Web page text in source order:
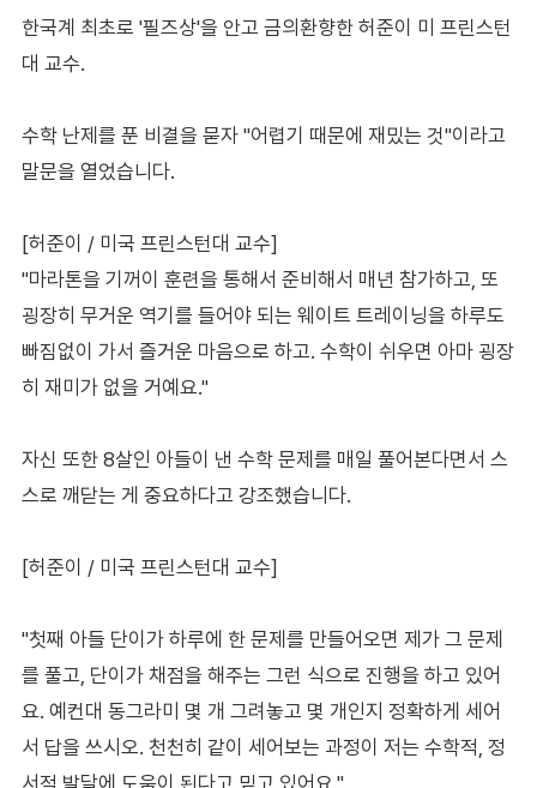
한국계 최초로 '필즈상'을 안고 금의환향한 허준이 미 프린스턴
대 교수.
수학 난제를 푼 비결을 묻자 "어렵기 때문에 재밌는 것"이라고
말문을 열었습니다.
[허준이 / 미국 프린스턴대 교수]
"마라톤을 기꺼이 훈련을 통해서 준비해서 매년 참가하고, 또
굉장히 무거운 역기를 들어야 되는 웨이트 트레이닝을 하루도
빠짐없이 가서 즐거운 마음으로 하고. 수학이 쉬우면 아마 굉장
히 재미가 없을 거예요."
자신 또한 8살인 아들이 낸 수학 문제를 매일 풀어본다면서 스
스로 깨닫는 게 중요하다고 강조했습니다.
[허준이 / 미국 프린스턴대 교수]
"첫째 아들 단이가 하루에 한 문제를 만들어오면 제가 그 문제
를 풀고, 단이가 채점을 해주는 그런 식으로 진행을 하고 있어
요. 예컨대 동그라미 몇 개 그려놓고 몇 개인지 정확하게 세어
서 답을 쓰시오. 천천히 같이 세어보는 과정이 저는 수학적, 정
서적 발달에 도움이 된다고 믿고 있어요."